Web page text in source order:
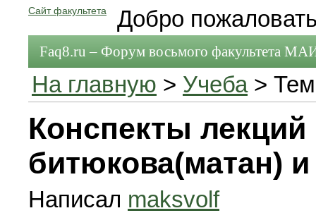
Сайт факультета Добро
Faq8.ru – Форум восьмого факультета
На главную > Учеба>
Конспекты лекций
битюкова(матан)
Написал maksvolf